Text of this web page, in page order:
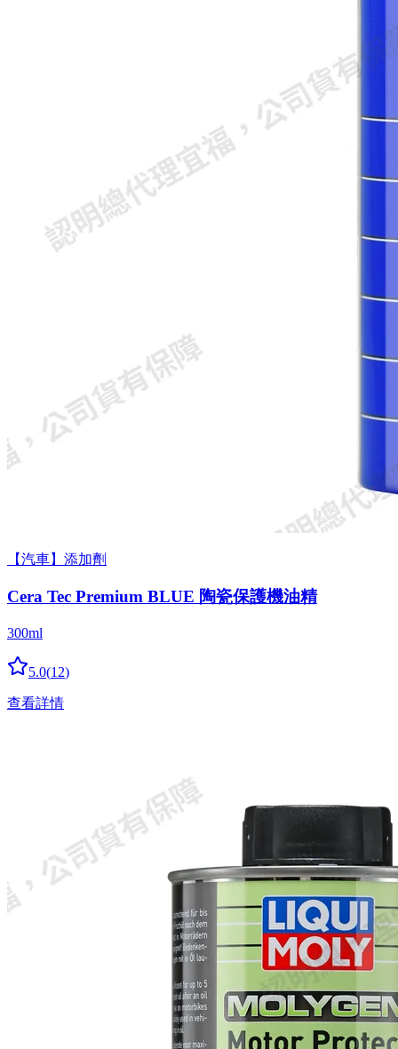
【汽車】添加劑
Cera Tec Premium BLUE 陶瓷保護機油精
300ml
5.0(12)
查看詳情